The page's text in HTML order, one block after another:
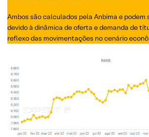
Ambos são calculados pela Anbima e podem
devido à dinâmica de oferta e demanda de
reflexo das movimentações no cenário